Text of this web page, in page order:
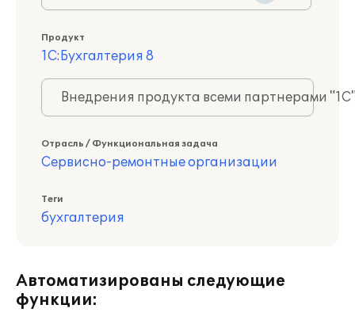
Продукт
1С:Бухгалтерия 8
Внедрения продукта всеми партнерами
Отрасль / Функциональная задача
Сервисно-ремонтные организации
Теги
бухгалтерия
Автоматизированы следующие
функции: